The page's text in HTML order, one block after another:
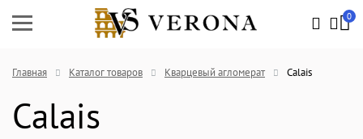
0
Главная Каталог товаров Кварцевый агломерат Calais
Calais